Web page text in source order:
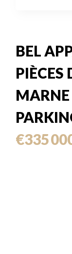
BEL
PIÈCES
MARNE
€335